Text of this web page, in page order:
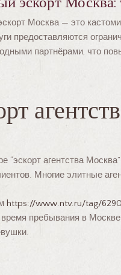
Москва — это
предоставляются
партнёрами, что
“эскорт агентства
Многие элитные
https://www.ntv.ru/tag/
пребывания в